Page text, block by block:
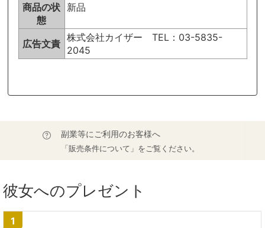
商品の状
態
新品
広告文責
株式会社カイザー TEL：03-5835-
2045
副業等にご利用のお客様へ
「販売条件について」をご覧ください。
彼女へのプレゼント
1